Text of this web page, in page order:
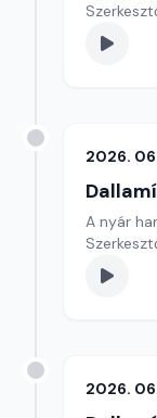
2026.
A nyár
2026.